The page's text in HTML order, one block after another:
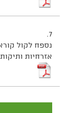
7.
אזרחיות